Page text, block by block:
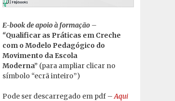
E-book de apoio à formação –
“Qualificar as Práticas em Creche
com o Modelo Pedagógico do
Movimento da Escola
Moderna” (para ampliar clicar no
símbolo “ecrã inteiro”)
Pode ser descarregado em pdf –Aqui